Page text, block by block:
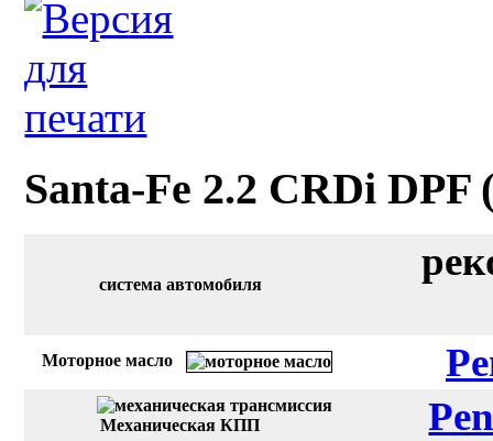
Santa-Fe 2.2 CRDi
система автомобиля
Моторное масло
Механическая КПП